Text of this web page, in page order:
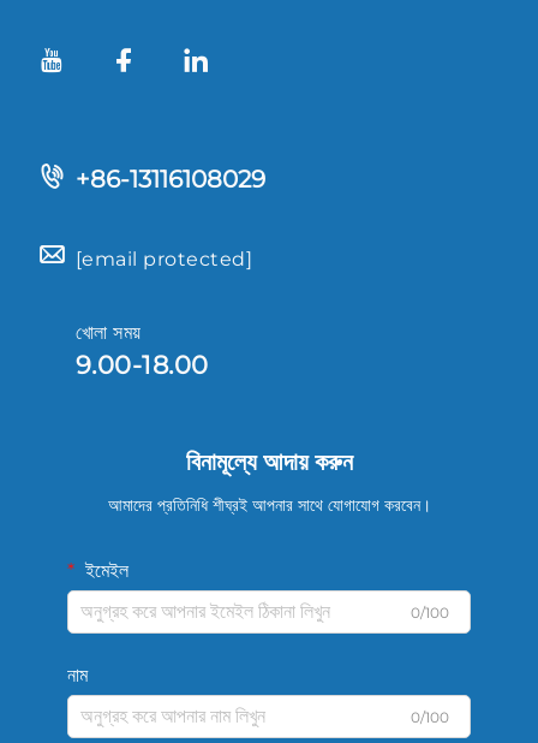
+86-13116108029
[email protected]
খোলা সময়
9.00-18.00
বিনামূল্যে আদায় করুন
আমাদের প্রতিনিধি শীঘ্রই আপনার সাথে যোগাযোগ করবেন।
ইমেইল
0/100
নাম
0/100